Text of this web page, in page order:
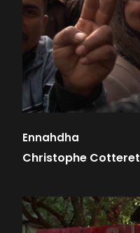
Ennahdha
Christophe Cotteret